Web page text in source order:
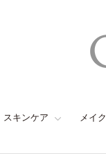
スキンケア メイク